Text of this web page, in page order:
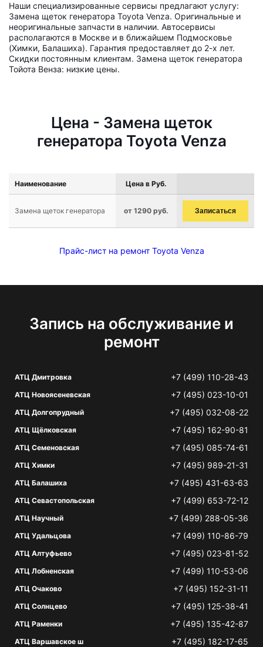
Наши специализированные сервисы предлагают услугу:
Замена щеток генератора Toyota Venza. Оригинальные и
неоригинальные запчасти в наличии. Автосервисы
располагаются в Москве и в ближайшем Подмосковье
(Химки, Балашиха). Гарантия предоставляет до 2-х лет.
Скидки постоянным клиентам. Замена щеток генератора
Тойота Венза: низкие цены.
Цена - Замена щеток
генератора Toyota Venza
Наименование Цена в Руб.
Замена щеток генератора от 1290 руб. Записаться
Прайс-лист на ремонт Toyota Venza
Запись на обслуживание и
ремонт
АТЦ Дмитровка +7 (499) 110-28-43
АТЦ Новоясеневская +7 (495) 023-10-01
АТЦ Долгопрудный +7 (495) 032-08-22
АТЦ Щёлковская +7 (495) 162-90-81
АТЦ Семеновская +7 (495) 085-74-61
АТЦ Химки +7 (495) 989-21-31
АТЦ Балашиха +7 (495) 431-63-63
АТЦ Севастопольская +7 (499) 653-72-12
АТЦ Научный +7 (499) 288-05-36
АТЦ Удальцова +7 (499) 110-86-79
АТЦ Алтуфьево +7 (495) 023-81-52
АТЦ Лобненская +7 (499) 110-53-06
АТЦ Очаково +7 (495) 152-31-11
АТЦ Солнцево +7 (495) 125-38-41
АТЦ Раменки +7 (495) 135-42-87
АТЦ Варшавское ш +7 (495) 182-17-65